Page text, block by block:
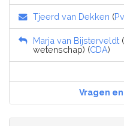
Tjeerd van Dekken (
Marja van Bijsterveldt
wetenschap) (CDA)
Vragen